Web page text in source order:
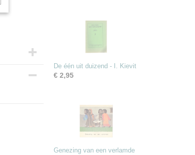
De één uit duizend - I. Kievit
€ 2,95
Genezing van een verlamde